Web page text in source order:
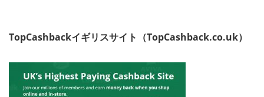
TopCashbackイギリスサイト（TopCashback.co.uk）